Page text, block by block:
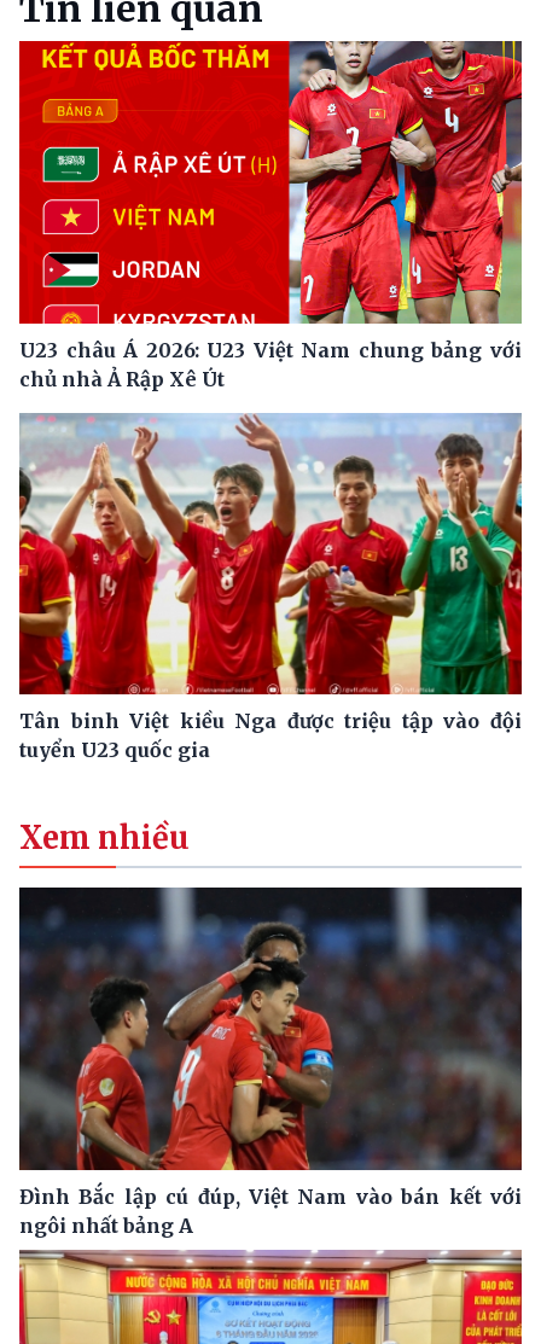
U23 châu Á 2026: U23 Việt Nam chung bảng với
chủ nhà Ả Rập Xê Út
Tân binh Việt kiều Nga được triệu tập vào đội
tuyển U23 quốc gia
Xem nhiều
Đình Bắc lập cú đúp, Việt Nam vào bán kết với
ngôi nhất bảng A